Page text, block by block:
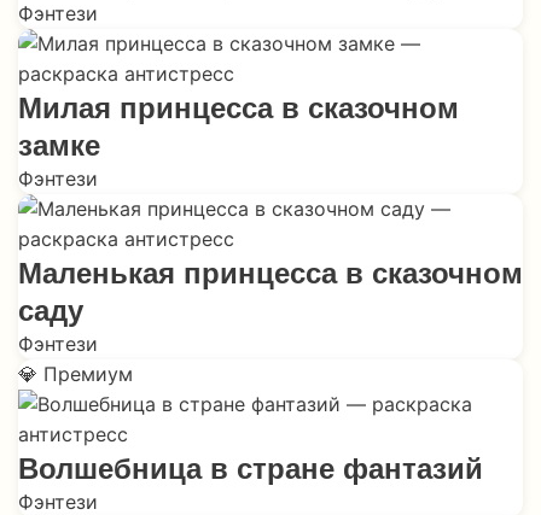
Фэнтези
Милая принцесса в сказочном
замке
Фэнтези
Маленькая принцесса в сказочном
саду
Фэнтези
💎 Премиум
Волшебница в стране фантазий
Фэнтези